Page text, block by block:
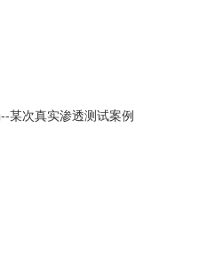
某次真实渗透测试案例